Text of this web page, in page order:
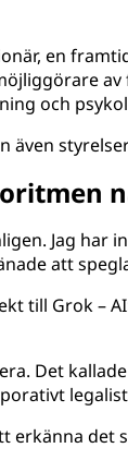
en
och
även
Jag
att
till Grok –
Det
erkänna det